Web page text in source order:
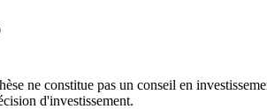
ne constitue pas un conseil en
d'investissement.